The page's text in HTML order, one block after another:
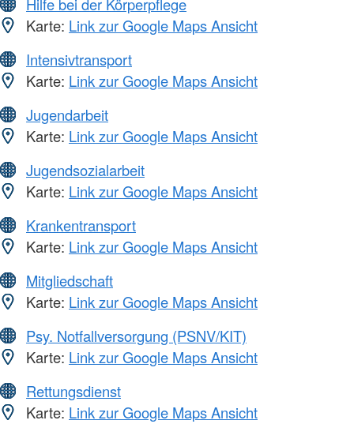
Hilfe bei der Körperpflege
Karte: Link zur Google Maps Ansicht
Intensivtransport
Karte: Link zur Google Maps Ansicht
Jugendarbeit
Karte: Link zur Google Maps Ansicht
Jugendsozialarbeit
Karte: Link zur Google Maps Ansicht
Krankentransport
Karte: Link zur Google Maps Ansicht
Mitgliedschaft
Karte: Link zur Google Maps Ansicht
Psy. Notfallversorgung (PSNV/KIT)
Karte: Link zur Google Maps Ansicht
Rettungsdienst
Karte: Link zur Google Maps Ansicht